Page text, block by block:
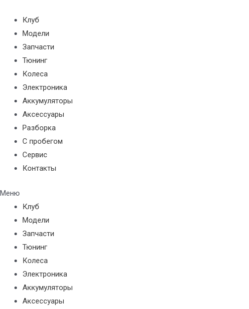
содержимому
Клуб
Модели
Запчасти
Тюнинг
Колеса
Электроника
Аккумуляторы
Аксессуары
Разборка
С пробегом
Сервис
Контакты
Меню
Клуб
Модели
Запчасти
Тюнинг
Колеса
Электроника
Аккумуляторы
Аксессуары